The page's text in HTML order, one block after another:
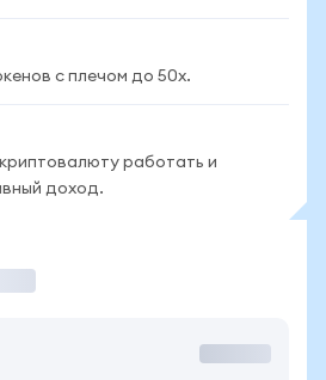
с плечом до 50x.
работать и
доход.